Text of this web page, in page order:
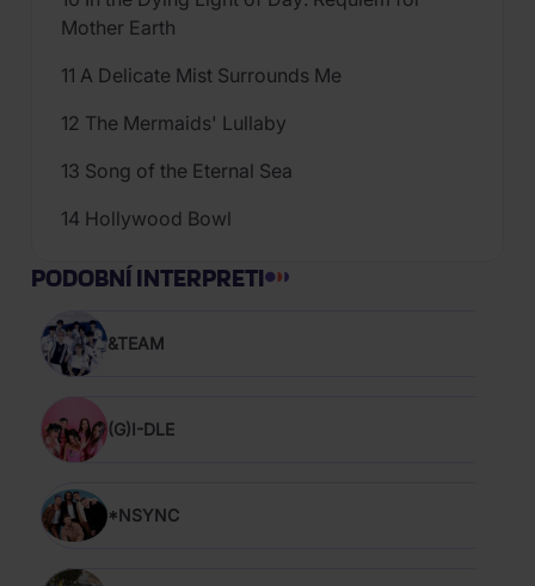
Mother Earth
11 A Delicate Mist Surrounds Me
12 The Mermaids' Lullaby
13 Song of the Eternal Sea
14 Hollywood Bowl
PODOBNÍ INTERPRETI
&TEAM
(G)I-DLE
*NSYNC